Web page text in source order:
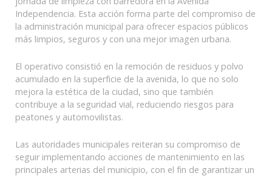
Independencia. Esta acción forma parte del compromiso de
la administración municipal para ofrecer espacios públicos
más limpios, seguros y con una mejor imagen urbana.
El operativo consistió en la remoción de residuos y polvo
acumulado en la superficie de la avenida, lo que no solo
mejora la estética de la ciudad, sino que también
contribuye a la seguridad vial, reduciendo riesgos para
peatones y automovilistas.
Las autoridades municipales reiteran su compromiso de
seguir implementando acciones de mantenimiento en las
principales arterias del municipio, con el fin de garantizar un